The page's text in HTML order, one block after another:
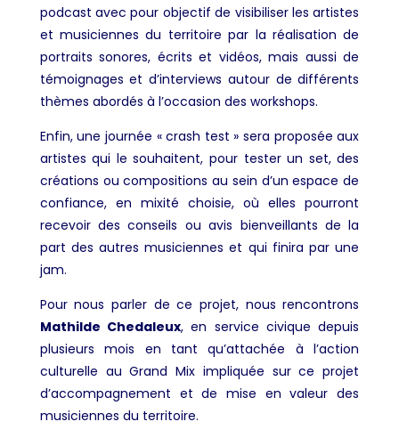
podcast avec pour objectif de visibiliser les artistes
et musiciennes du territoire par la réalisation de
portraits sonores, écrits et vidéos, mais aussi de
témoignages et d’interviews autour de différents
thèmes abordés à l’occasion des workshops.
Enfin, une journée « crash test » sera proposée aux
artistes qui le souhaitent, pour tester un set, des
créations ou compositions au sein d’un espace de
confiance, en mixité choisie, où elles pourront
recevoir des conseils ou avis bienveillants de la
part des autres musiciennes et qui finira par une
jam.
Pour nous parler de ce projet, nous rencontrons
Mathilde Chedaleux, en service civique depuis
plusieurs mois en tant qu’attachée à l’action
culturelle au Grand Mix impliquée sur ce projet
d’accompagnement et de mise en valeur des
musiciennes du territoire.